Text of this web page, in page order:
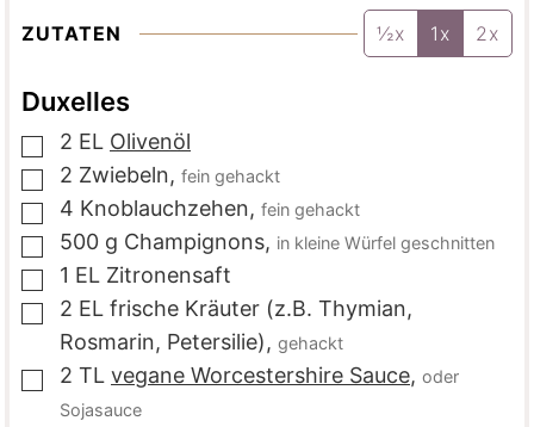
ZUTATEN ½x 1x 2x
Duxelles
▢
2 EL Olivenöl
▢
2 Zwiebeln, fein gehackt
▢
4 Knoblauchzehen, fein gehackt
▢
500 g Champignons, in kleine Würfel geschnitten
▢
1 EL Zitronensaft
▢
2 EL frische Kräuter (z.B. Thymian,
Rosmarin, Petersilie), gehackt
▢
2 TL vegane Worcestershire Sauce, oder
Sojasauce